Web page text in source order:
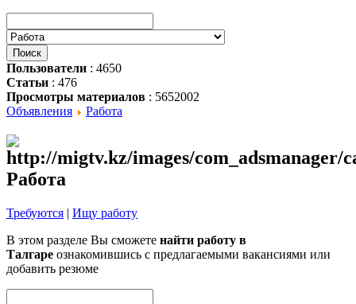
Пользователи : 4650
Статьи : 476
Просмотры материалов : 5652002
Объявления
Работа
Работа
Требуются | Ищу работу
В этом разделе Вы сможете найти работу в
Талгаре ознакомившись с предлагаемыми вакансиями или
добавить резюме